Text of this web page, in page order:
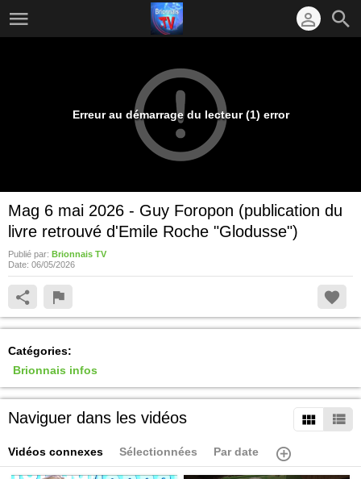
Erreur au démarrage du lecteur (1) error
Mag 6 mai 2026 - Guy Foropon (publication du
livre retrouvé d'Emile Roche "Glodusse")
Publié par: Brionnais TV
Date: 06/05/2026
Catégories:
Brionnais infos
Naviguer dans les vidéos
Vidéos connexes Sélectionnées Par date